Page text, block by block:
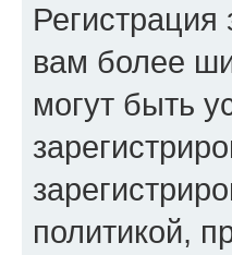
Регистрация
вам более
могут быть
политикой,